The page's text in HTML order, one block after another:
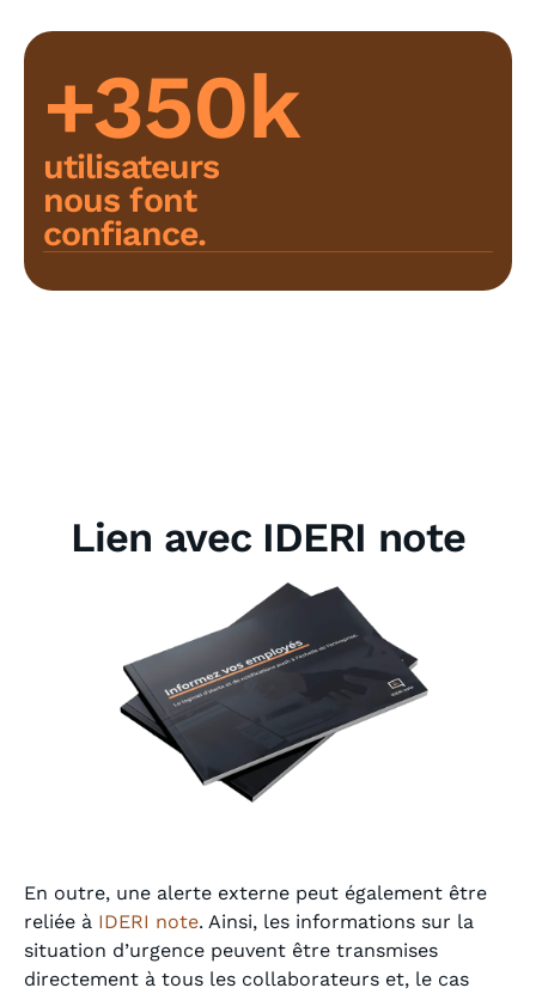
+350k
utilisateurs
nous font
confiance.
Lien avec IDERI note
En outre, une alerte externe peut également être
reliée à IDERI note. Ainsi, les informations sur la
situation d’urgence peuvent être transmises
directement à tous les collaborateurs et, le cas